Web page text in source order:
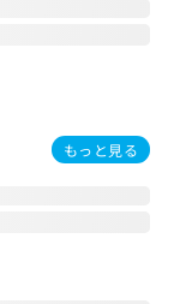
もっと見る